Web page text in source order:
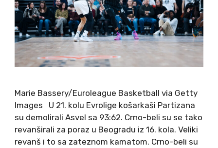
Marie Bassery/Euroleague Basketball via Getty
Images U 21. kolu Evrolige košarkaši Partizana
su demolirali Asvel sa 93:62. Crno-beli su se tako
revanširali za poraz u Beogradu iz 16. kola. Veliki
revanš i to sa zateznom kamatom. Crno-beli su